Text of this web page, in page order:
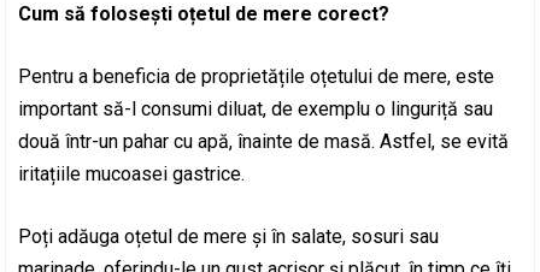
Cum să folosești oțetul de mere corect?
Pentru a beneficia de proprietățile oțetului de mere, este
important să-l consumi diluat, de exemplu o linguriță sau
două într-un pahar cu apă, înainte de masă. Astfel, se evită
iritațiile mucoasei gastrice.
Poți adăuga oțetul de mere și în salate, sosuri sau